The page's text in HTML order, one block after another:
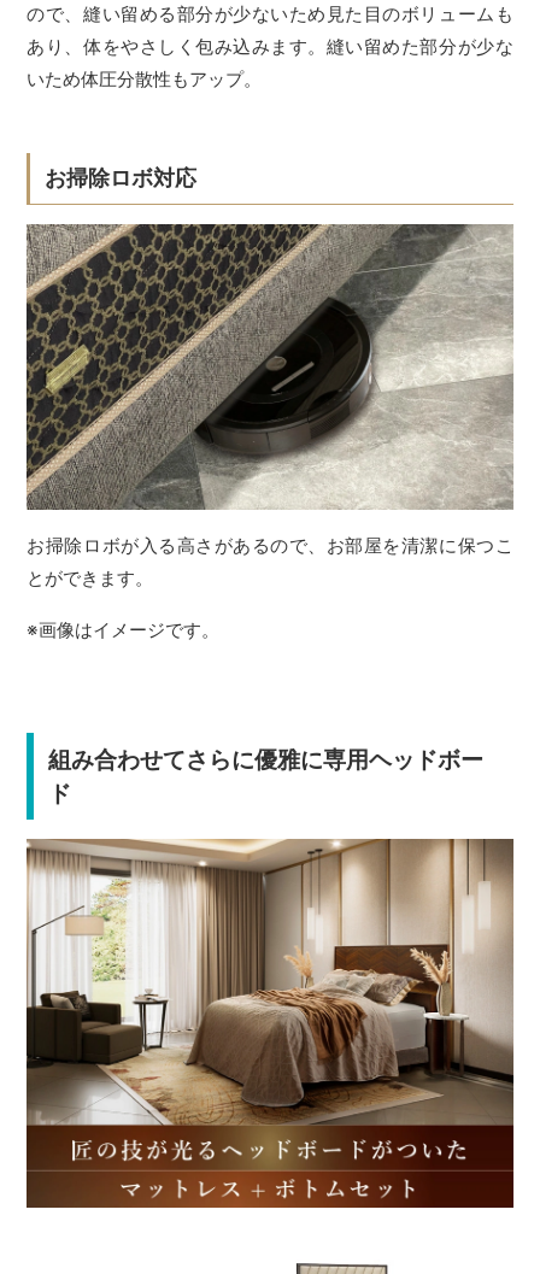
ので、縫い留める部分が少ないため見た目のボリュームも
あり、体をやさしく包み込みます。縫い留めた部分が少な
いため体圧分散性もアップ。
お掃除ロボ対応
お掃除ロボが入る高さがあるので、お部屋を清潔に保つこ
とができます。
※画像はイメージです。
組み合わせてさらに優雅に専用ヘッドボー
ド